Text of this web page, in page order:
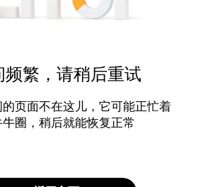
频繁，请稍后重试
页面不在这儿，它可能正忙着
牛圈，稍后就能恢复正常